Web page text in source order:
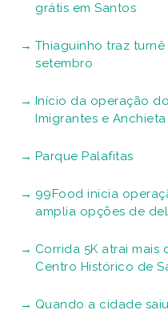
grátis em Santos
Thiaguinho traz turnê
setembro
Início da operação
Imigrantes e
Parque Palafitas
99Food inicia
amplia opções de
Corrida 5K atrai mais
Centro Histórico de
Quando a cidade